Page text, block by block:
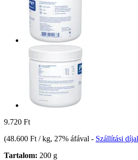
9.720 Ft
(48.600 Ft / kg, 27% áfával - Szállítási
Tartalom: 200 g